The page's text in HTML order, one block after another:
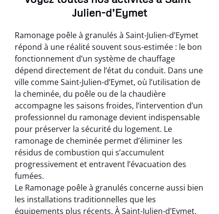
Julien-d’Eymet
Ramonage poêle à granulés à Saint-Julien-d’Eymet
répond à une réalité souvent sous-estimée : le bon
fonctionnement d’un système de chauffage
dépend directement de l’état du conduit. Dans une
ville comme Saint-Julien-d’Eymet, où l’utilisation de
la cheminée, du poêle ou de la chaudière
accompagne les saisons froides, l’intervention d’un
professionnel du ramonage devient indispensable
pour préserver la sécurité du logement. Le
ramonage de cheminée permet d’éliminer les
résidus de combustion qui s’accumulent
progressivement et entravent l’évacuation des
fumées.
Le Ramonage poêle à granulés concerne aussi bien
les installations traditionnelles que les
équipements plus récents. À Saint-Julien-d’Eymet,